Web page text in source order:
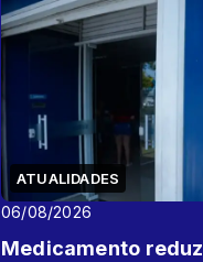
ATUALIDADES
06/08/2026
Medicamento